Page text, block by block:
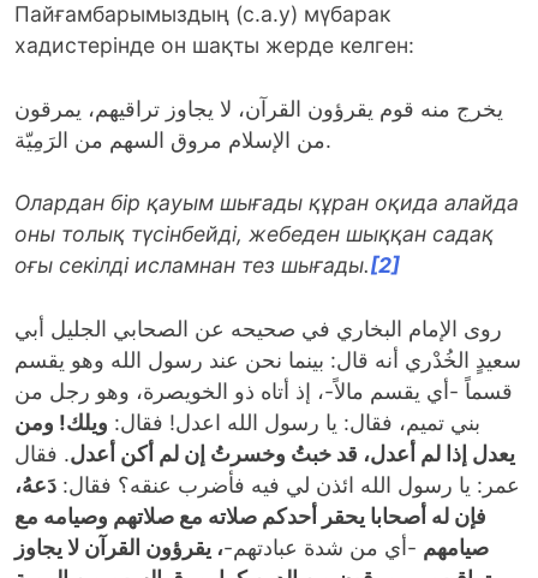
Пайғамбарымыздың (с.а.у) мүбарак
хадистерінде он шақты жерде келген:
يخرج منه قوم يقرؤون القرآن، لا يجاوز تراقيهم، يمرقون
من الإسلام مروق السهم من الرَمِيّة.
Олардан бір қауым шығады құран оқида алайда
оны толық түсінбейді, жебеден шыққан садақ
оғы секілді исламнан тез шығады.[2]
روى الإمام البخاري في صحيحه عن الصحابي الجليل أبي
سعيدٍ الخُدْري أنه قال: بينما نحن عند رسول الله وهو يقسم
قسماً -أي يقسم مالاً-، إذ أتاه ذو الخويصرة، وهو رجل من
بني تميم، فقال: يا رسول الله اعدل! فقال: ويلك! ومن
يعدل إذا لم أعدل، قد خبتُ وخسرتُ إن لم أكن أعدل. فقال
عمر: يا رسول الله ائذن لي فيه فأضرب عنقه؟ فقال: دَعهُ،
فإن له أصحابا يحقر أحدكم صلاته مع صلاتهم وصيامه مع
صيامهم -أي من شدة عبادتهم-، يقرؤون القرآن لا يجاوز